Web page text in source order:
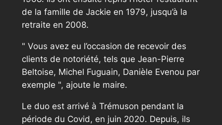
de la famille de Jackie en 1979, jusqu’à la
retraite en 2008.
Vous avez eu l’occasion de recevoir des
clients de notoriété, tels que Jean-Pierre
Beltoise, Michel Fuguain, Danièle Evenou par
exemple , ajoute le maire.
Le duo est arrivé à Trémuson pendant la
période du Covid, en juin 2020. Depuis, ils